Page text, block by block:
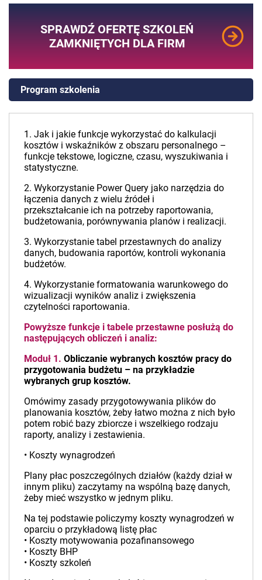
SPRAWDŹ OFERTĘ SZKOLEŃ
ZAMKNIĘTYCH DLA FIRM
Program szkolenia
1. Jak i jakie funkcje wykorzystać do kalkulacji
kosztów i wskaźników z obszaru personalnego –
funkcje tekstowe, logiczne, czasu, wyszukiwania i
statystyczne.
2. Wykorzystanie Power Query jako narzędzia do
łączenia danych z wielu źródeł i
przekształcanie ich na potrzeby raportowania,
budżetowania, porównywania planów i realizacji.
3. Wykorzystanie tabel przestawnych do analizy
danych, budowania raportów, kontroli wykonania
budżetów.
4. Wykorzystanie formatowania warunkowego do
wizualizacji wyników analiz i zwiększenia
czytelności raportowania.
Powyższe funkcje i tabele przestawne posłużą do
następujących obliczeń i analiz:
Moduł 1. Obliczanie wybranych kosztów pracy do
przygotowania budżetu – na przykładzie
wybranych grup kosztów.
Omówimy zasady przygotowywania plików do
planowania kosztów, żeby łatwo można z nich było
potem robić bazy zbiorcze i wszelkiego rodzaju
raporty, analizy i zestawienia.
• Koszty wynagrodzeń
Plany płac poszczególnych działów (każdy dział w
innym pliku) zaczytamy na wspólną bazę danych,
żeby mieć wszystko w jednym pliku.
Na tej podstawie policzymy koszty wynagrodzeń w
oparciu o przykładową listę płac
• Koszty motywowania pozafinansowego
• Koszty BHP
• Koszty szkoleń